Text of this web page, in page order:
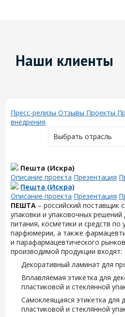
Наши клиенты
Пресс-релизы Отзывы Проекты
внедрения
Выбрать отрасль
Пешта (Искра)
Описание проекта Презентация
Пешта (Искра)
Описание проекта Презентация
ПЕШТА – российский поставщик
упаковки и упаковочных решений
питания, косметики и средств по
парфюмерии, а также
и парафармацевтического
производимой продукции входят:
Декоративный ламинат для
Вплавляемая этикетка для
пластиковой и стеклянной
Самоклеящаяся этикетка для
пластиковой и стеклянной